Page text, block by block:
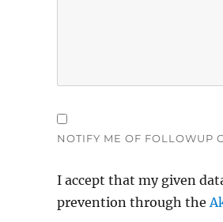
NOTIFY ME OF FOLLOWUP
I accept that my given
prevention through the